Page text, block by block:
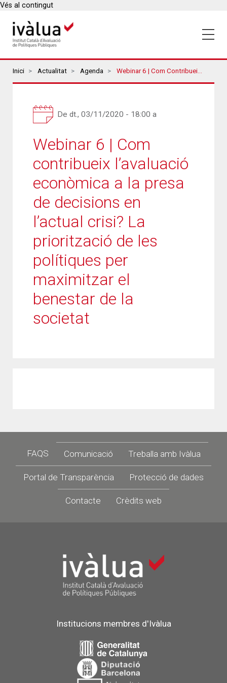
Vés al contingut
Breadcrumbs
Inici Actualitat Agenda Webinar 6 | Com Contribueix L’avaluació Econòmica A La Presa De Decisions En L’actual Crisi? La Priorització De Les Polítiques Per Maximitzar El Benestar De La Societat
De dt., 03/11/2020 - 18:00 a
Webinar 6 | Com
contribueix l’avaluació
econòmica a la presa
de decisions en
l’actual crisi? La
priorització de les
polítiques per
maximitzar el
benestar de la
societat
Footer
FAQS Comunicació Treballa amb Ivàlua
Portal de Transparència Protecció de dades
Contacte Crèdits web
Institucions membres d'Ivàlua